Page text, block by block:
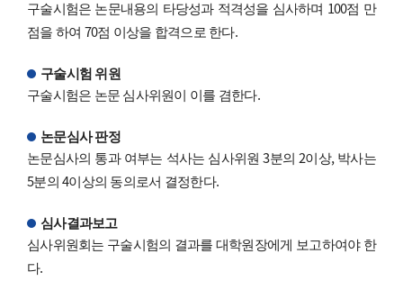
구술시험은 논문내용의 타당성과 적격성을 심사하며 100점 만
점을 하여 70점 이상을 합격으로 한다.
구술시험 위원
구술시험은 논문 심사위원이 이를 겸한다.
논문심사 판정
논문심사의 통과 여부는 석사는 심사위원 3분의 2이상, 박사는
5분의 4이상의 동의로서 결정한다.
심사결과보고
심사위원회는 구술시험의 결과를 대학원장에게 보고하여야 한
다.